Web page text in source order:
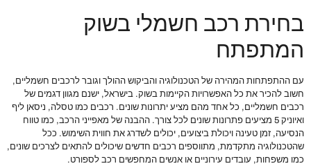
בחירת רכב חשמלי בשוק
המתפתח
עם ההתפתחות המהירה של הטכנולוגיה והביקוש ההולך וגובר לרכבים חשמליים,
חשוב להכיר את כל האפשרויות הקיימות בשוק. בישראל, ישנם מגוון דגמים של
רכבים חשמליים, כל אחד מהם מציע יתרונות שונים. רכבים כמו טסלה, ניסאן ליף
ואיוניק 5 מציעים פתרונות שונים לכל צורך. ההבנה של מאפייני הרכב, כמו טווח
הנסיעה, זמן טעינה ויכולת ביצועים, יכולים לשדרג את חווית השימוש. ככל
שהטכנולוגיה מתקדמת, מתווספים רכבים חדשים שיכולים להתאים לצרכים שונים,
כמו משפחות, עובדים עירוניים או אנשים המחפשים רכב לספורט.